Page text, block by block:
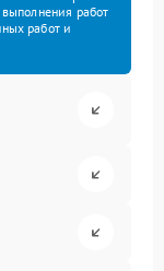
выполнения работ
работ и